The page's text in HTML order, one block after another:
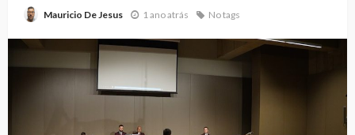
Mauricio De Jesus 1 ano atrás No tags